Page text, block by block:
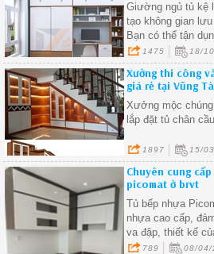
Giường ngủ tủ kệ
tạo không gian
Bạn có thể tận
trên giường để tổ
không gian làm
1475 18/
Xưởng thi công
giá rẻ tại Vũng
Xưởng mộc
lắp đặt tủ chân
1897 15/
Chuyên cung
picomat ở brvt
Tủ bếp nhựa
nhựa cao cấp,
va đập, thiết kế
dạng, giúp bạn dễ
789 08/04/